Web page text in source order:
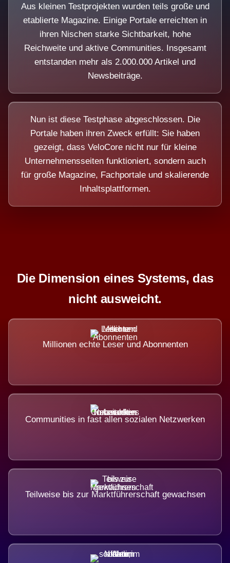
Aus kleinen Testprojekten wurden teils große und
etablierte Magazine. Einige Portale erreichten in
ihren Nischen starke Sichtbarkeit, hohe
Reichweite und aktive Communities. Insgesamt
entstanden mehr als 2.000.000 Artikel und
Newsbeiträge.
Nun ist diese Testphase abgeschlossen. Die
Portale haben ihren Zweck erfüllt: Sie haben
gezeigt, dass VeloCore nicht nur für kleine
Unternehmensseiten funktioniert, sondern auch
für große Magazine, Fachportale und skalierende
Inhaltsplattformen.
Die Dimension eines Systems, das
nicht ausweicht.
Millionen echte Leser und Abonnenten
Communities in fast allen sozialen Netzwerken
Teilweise bis zur Marktführerschaft gewachsen